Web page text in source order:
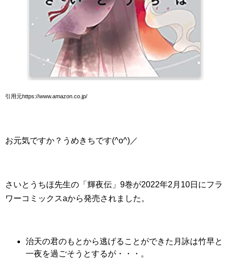
引用元https://www.amazon.co.jp/
お元気ですか？うめきちです(^o^)／
さいとうちほ先生の「輝夜伝」9巻が2022年2月10日にフラ
ワーコミックスaから発売されました。
治天の君のもとから逃げることができた月詠は竹早と
一夜を過ごそうとするが・・・。